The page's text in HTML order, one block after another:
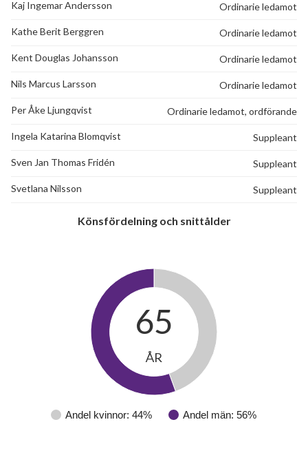
Kaj Ingemar Andersson Ordinarie ledamot
Kathe Berit Berggren Ordinarie ledamot
Kent Douglas Johansson Ordinarie ledamot
Nils Marcus Larsson Ordinarie ledamot
Per Åke Ljungqvist Ordinarie ledamot, ordförande
Ingela Katarina Blomqvist Suppleant
Sven Jan Thomas Fridén Suppleant
Svetlana Nilsson Suppleant
Könsfördelning och snittålder
Andel kvinnor: 44% Andel män: 56%
65
ÅR